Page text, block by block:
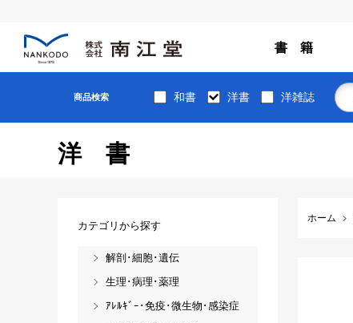
書 籍
商品検索 和書 洋書 洋雑誌
洋書
ホーム
カテゴリから探す
解剖･細胞･遺伝
生理･病理･薬理
ｱﾚﾙｷﾞｰ･免疫･微生物･感染症